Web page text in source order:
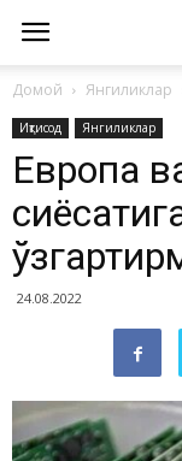
Домой Янгиликлар
Иқтисод Янгиликлар
Европа
24.08.2022